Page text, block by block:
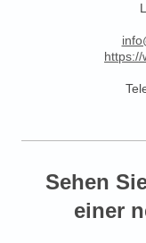
https://
Sehen
einer